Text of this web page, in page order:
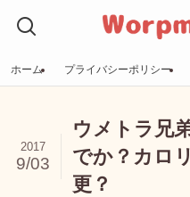
ホーム プライバシーポリシー
ウメトラ兄
でか？カロ
更？
2017
9/03